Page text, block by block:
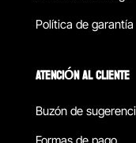
Política de garantía
ATENCIÓN AL CLIENTE
Buzón de